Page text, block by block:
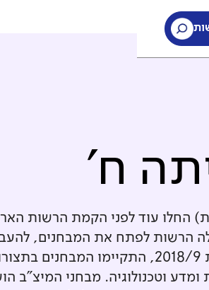
ח'
החלו עוד לפני הקמת הרשות
עם הקמת ראמ"ה ב-2005, החלה הרשות לפתח את
בהיקף רחב, לבדוק אותם ולנתח אותם. עד לשנת 2018/9, התקיימו
וטכנולוגיה. מבחני המיצ"ב